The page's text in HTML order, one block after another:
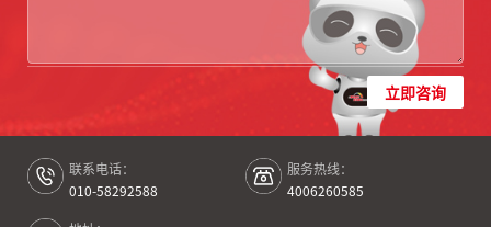
立即咨询
联系电话：
010-58292588
服务热线：
4006260585